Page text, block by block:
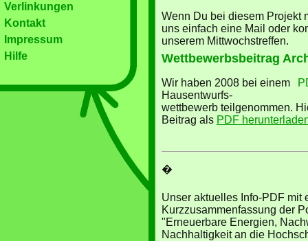
Verlinkungen
Kontakt
Impressum
Hilfe
Wenn Du bei diesem Projekt
uns einfach eine Mail oder
unserem Mittwochstreffen.
Wettbewerbsbeitrag
Wir haben 2008 bei einem
Hausentwurfs-
wettbewerb teilgenommen.
Beitrag als PDF
�
Unser aktuelles Info-PDF mit
Kurzzusammenfassung der
"Erneuerbare Energien,
Nachhaltigkeit an die